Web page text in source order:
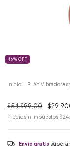
46% OFF
Inicio PLAY
$54.999,00
Precio sin impuestos
Envío gratis